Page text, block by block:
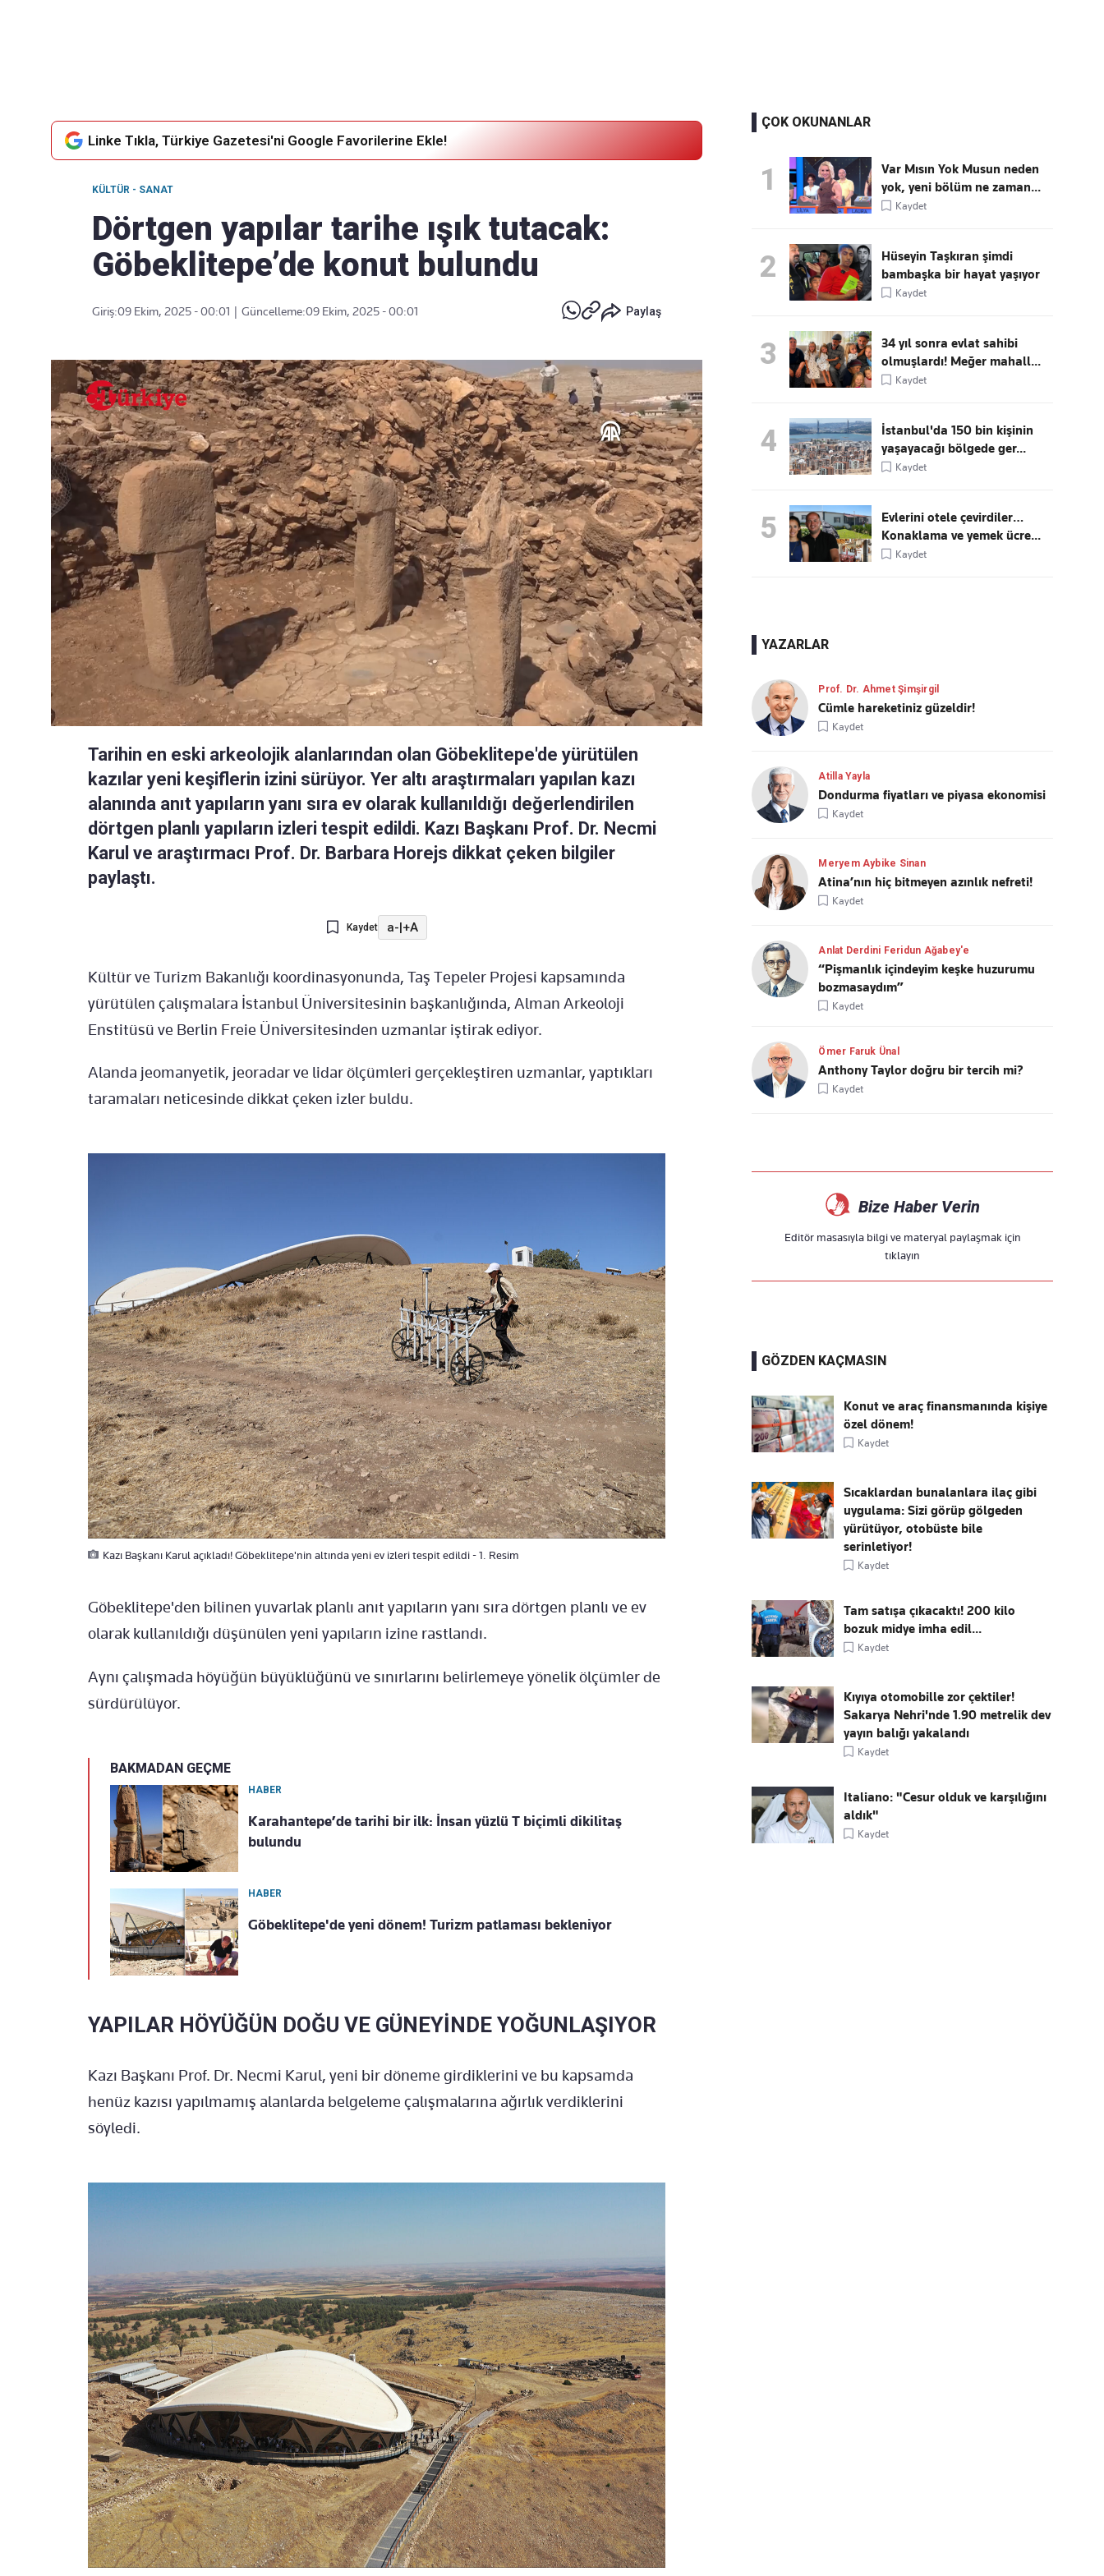
Linke Tıkla, Türkiye Gazetesi'ni Google Favorilerine Ekle!
KÜLTÜR - SANAT
Dörtgen yapılar tarihe ışık tutacak:
Göbeklitepe’de konut bulundu
Giriş:09 Ekim, 2025 - 00:01 Güncelleme:09 Ekim, 2025 - 00:01 Paylaş
Tarihin en eski arkeolojik alanlarından olan Göbeklitepe'de yürütülen
kazılar yeni keşiflerin izini sürüyor. Yer altı araştırmaları yapılan kazı
alanında anıt yapıların yanı sıra ev olarak kullanıldığı değerlendirilen
dörtgen planlı yapıların izleri tespit edildi. Kazı Başkanı Prof. Dr. Necmi
Karul ve araştırmacı Prof. Dr. Barbara Horejs dikkat çeken bilgiler
paylaştı.
Kaydet a-|+A
Kültür ve Turizm Bakanlığı koordinasyonunda, Taş Tepeler Projesi kapsamında
yürütülen çalışmalara İstanbul Üniversitesinin başkanlığında, Alman Arkeoloji
Enstitüsü ve Berlin Freie Üniversitesinden uzmanlar iştirak ediyor.
Alanda jeomanyetik, jeoradar ve lidar ölçümleri gerçekleştiren uzmanlar, yaptıkları
taramaları neticesinde dikkat çeken izler buldu.
Kazı Başkanı Karul açıkladı! Göbeklitepe'nin altında yeni ev izleri tespit edildi - 1. Resim
Göbeklitepe'den bilinen yuvarlak planlı anıt yapıların yanı sıra dörtgen planlı ve ev
olarak kullanıldığı düşünülen yeni yapıların izine rastlandı.
Aynı çalışmada höyüğün büyüklüğünü ve sınırlarını belirlemeye yönelik ölçümler de
sürdürülüyor.
BAKMADAN GEÇME
HABER
Karahantepe’de tarihi bir ilk: İnsan yüzlü T biçimli dikilitaş
bulundu
HABER
Göbeklitepe'de yeni dönem! Turizm patlaması bekleniyor
YAPILAR HÖYÜĞÜN DOĞU VE GÜNEYİNDE YOĞUNLAŞIYOR
Kazı Başkanı Prof. Dr. Necmi Karul, yeni bir döneme girdiklerini ve bu kapsamda
henüz kazısı yapılmamış alanlarda belgeleme çalışmalarına ağırlık verdiklerini
söyledi.
ÇOK OKUNANLAR
1
Var Mısın Yok Musun neden
yok, yeni bölüm ne zaman...
Kaydet
2
Hüseyin Taşkıran şimdi
bambaşka bir hayat yaşıyor
Kaydet
3
34 yıl sonra evlat sahibi
olmuşlardı! Meğer mahall...
Kaydet
4
İstanbul'da 150 bin kişinin
yaşayacağı bölgede ger...
Kaydet
5
Evlerini otele çevirdiler…
Konaklama ve yemek ücre...
Kaydet
YAZARLAR
Prof. Dr. Ahmet Şimşirgil
Cümle hareketiniz güzeldir!
Kaydet
Atilla Yayla
Dondurma fiyatları ve piyasa ekonomisi
Kaydet
Meryem Aybike Sinan
Atina’nın hiç bitmeyen azınlık nefreti!
Kaydet
Anlat Derdini Feridun Ağabey'e
“Pişmanlık içindeyim keşke huzurumu
bozmasaydım”
Kaydet
Ömer Faruk Ünal
Anthony Taylor doğru bir tercih mi?
Kaydet
Bize Haber Verin
Editör masasıyla bilgi ve materyal paylaşmak için
tıklayın
GÖZDEN KAÇMASIN
Konut ve araç finansmanında kişiye
özel dönem!
Kaydet
Sıcaklardan bunalanlara ilaç gibi
uygulama: Sizi görüp gölgeden
yürütüyor, otobüste bile
serinletiyor!
Kaydet
Tam satışa çıkacaktı! 200 kilo
bozuk midye imha edil...
Kaydet
Kıyıya otomobille zor çektiler!
Sakarya Nehri'nde 1.90 metrelik dev
yayın balığı yakalandı
Kaydet
Italiano: "Cesur olduk ve karşılığını
aldık"
Kaydet